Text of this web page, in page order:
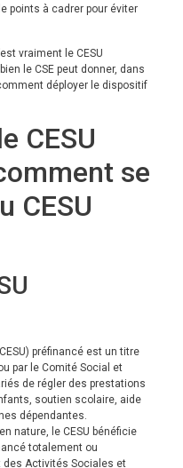
points à cadrer pour éviter
vraiment le CESU
le CSE peut donner, dans
déployer le dispositif
CESU
se
CESU
préfinancé est un titre
par le Comité Social et
de régler des prestations
soutien scolaire, aide
dépendantes.
nature, le CESU bénéficie
totalement ou
des Activités Sociales et